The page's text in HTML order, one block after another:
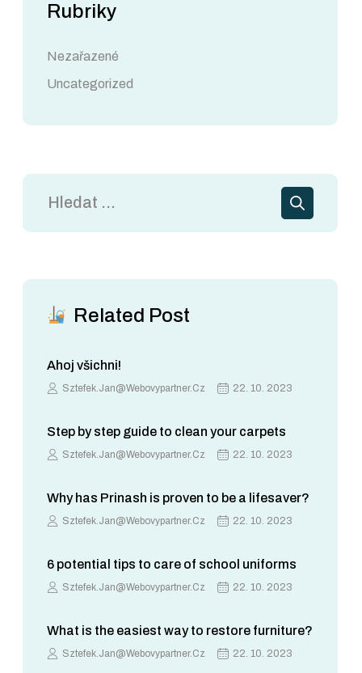
Rubriky
Nezařazené
Uncategorized
Vyhledávání
Related Post
22. 10. 2023
Sztefek.jan@webovypartner.cz
Ahoj všichni!
22. 10. 2023
Sztefek.jan@webovypartner.cz
Step by step guide to clean your carpets
22. 10. 2023
Sztefek.jan@webovypartner.cz
Why has Prinash is proven to be a lifesaver?
22. 10. 2023
Sztefek.jan@webovypartner.cz
6 potential tips to care of school uniforms
22. 10. 2023
Sztefek.jan@webovypartner.cz
What is the easiest way to restore furniture?